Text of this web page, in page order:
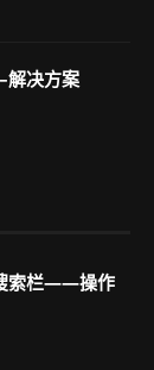
解决方案
索栏——操作